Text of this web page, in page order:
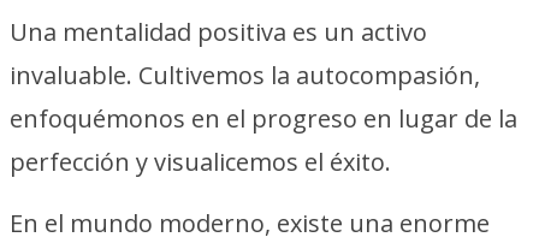
Una mentalidad positiva es un activo
invaluable. Cultivemos la autocompasión,
enfoquémonos en el progreso en lugar de la
perfección y visualicemos el éxito.
En el mundo moderno, existe una enorme